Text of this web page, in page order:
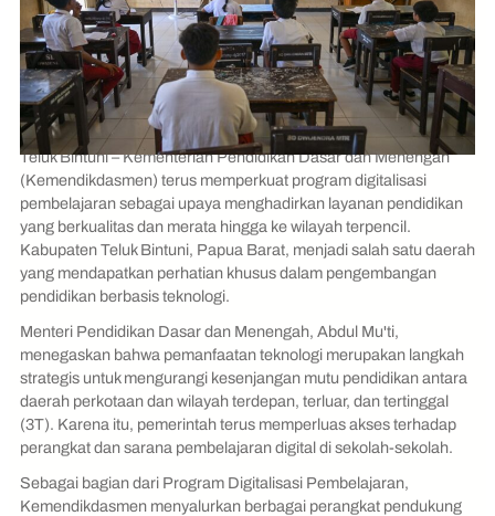
Teluk Bintuni – Kementerian Pendidikan Dasar dan Menengah
(Kemendikdasmen) terus memperkuat program digitalisasi
pembelajaran sebagai upaya menghadirkan layanan pendidikan
yang berkualitas dan merata hingga ke wilayah terpencil.
Kabupaten Teluk Bintuni, Papua Barat, menjadi salah satu daerah
yang mendapatkan perhatian khusus dalam pengembangan
pendidikan berbasis teknologi.
Menteri Pendidikan Dasar dan Menengah, Abdul Mu'ti,
menegaskan bahwa pemanfaatan teknologi merupakan langkah
strategis untuk mengurangi kesenjangan mutu pendidikan antara
daerah perkotaan dan wilayah terdepan, terluar, dan tertinggal
(3T). Karena itu, pemerintah terus memperluas akses terhadap
perangkat dan sarana pembelajaran digital di sekolah-sekolah.
Sebagai bagian dari Program Digitalisasi Pembelajaran,
Kemendikdasmen menyalurkan berbagai perangkat pendukung